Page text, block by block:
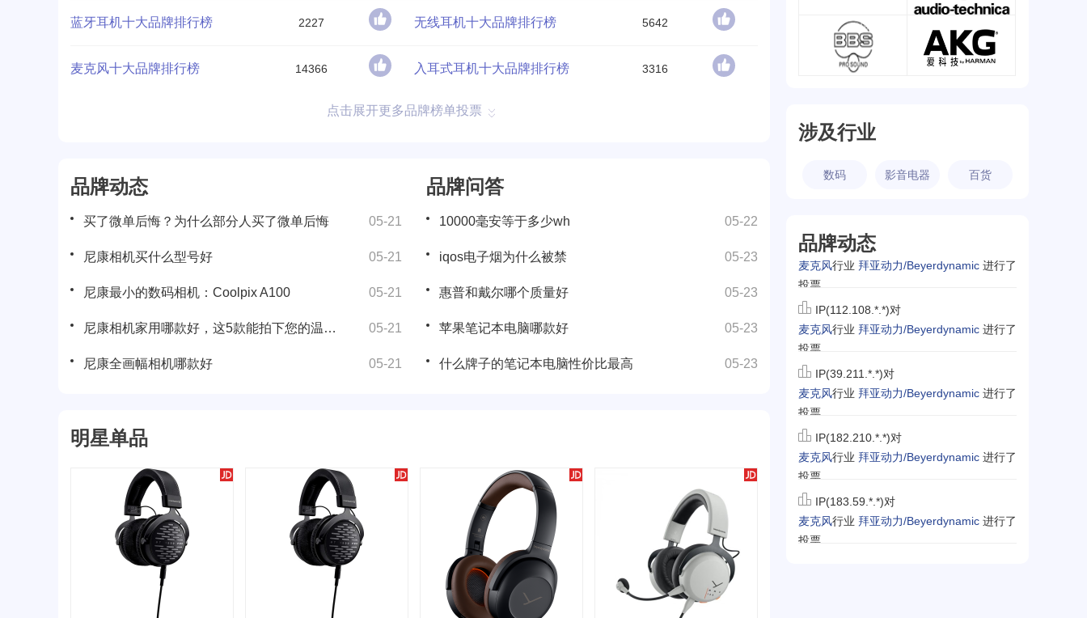
蓝牙耳机十大品牌排行榜 2227 无线耳机十大品牌排行榜 5642
麦克风十大品牌排行榜 14366 入耳式耳机十大品牌排行榜 3316
点击展开更多品牌榜单投票
品牌动态
买了微单后悔？为什么部分人买了微单后悔 05-21
尼康相机买什么型号好 05-21
尼康最小的数码相机：Coolpix A100 05-21
尼康相机家用哪款好，这5款能拍下您的温馨家庭 05-21
尼康全画幅相机哪款好 05-21
品牌问答
10000毫安等于多少wh 05-22
iqos电子烟为什么被禁 05-23
惠普和戴尔哪个质量好 05-23
苹果笔记本电脑哪款好 05-23
什么牌子的笔记本电脑性价比最高 05-23
明星单品
多维/DOW
查看详情 查看详情
涉及行业
数码 影音电器 百货
品牌动态
IP(112.204.*.*)对
麦克风行业拜亚动力/Beyerdynamic
投票
麦克风行业拜亚动力/Beyerdynamic
投票
麦克风行业拜亚动力/Beyerdynamic
投票
麦克风行业拜亚动力/Beyerdynamic
投票
麦克风行业拜亚动力/Beyerdynamic
投票